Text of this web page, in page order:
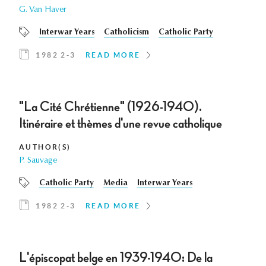
G. Van Haver
Interwar Years Catholicism Catholic Party
1982 2-3 READ MORE
"La Cité Chrétienne" (1926-1940).
Itinéraire et thèmes d'une revue catholique
AUTHOR(S)
P. Sauvage
Catholic Party Media Interwar Years
1982 2-3 READ MORE
L'épiscopat belge en 1939-1940: De la